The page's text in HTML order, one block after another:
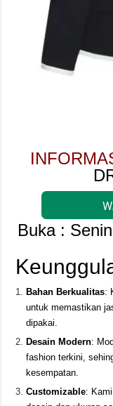
Buka :
Bahan Berkualitas:
untuk memastikan
dipakai.
Desain Modern:
fashion terkini,
kesempatan.
Customizable: